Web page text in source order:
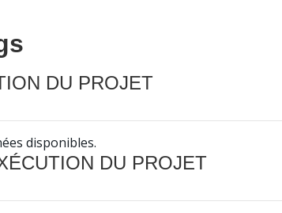
DU PROJET
disponibles.
DU PROJET